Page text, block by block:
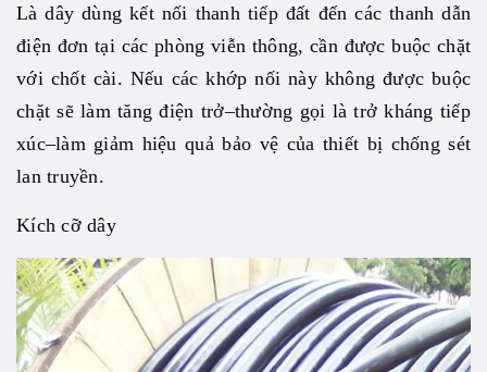
Là dây dùng kết nối thanh tiếp đất đến các thanh dẫn
điện đơn tại các phòng viễn thông, cần được buộc chặt
với chốt cài. Nếu các khớp nối này không được buộc
chặt sẽ làm tăng điện trở–thường gọi là trở kháng tiếp
xúc–làm giảm hiệu quả bảo vệ của thiết bị chống sét
lan truyền.
Kích cỡ dây